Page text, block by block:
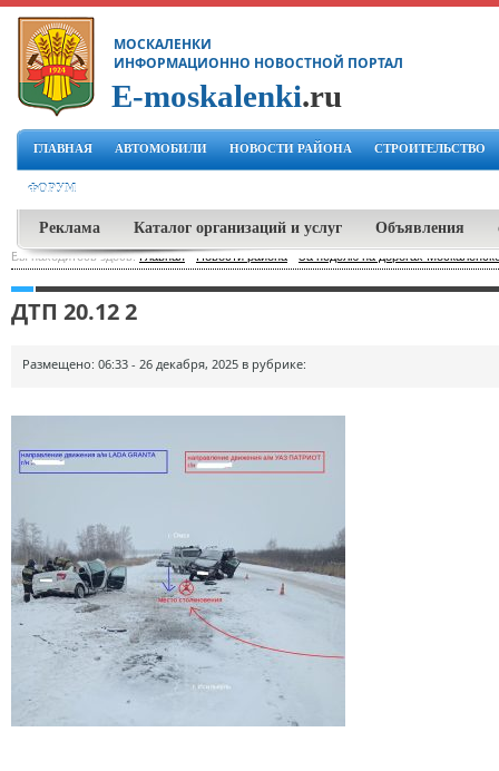
МОСКАЛЕНКИ
ИНФОРМАЦИОННО НОВОСТНОЙ ПОРТАЛ
E-moskalenki.ru
ГЛАВНАЯ АВТОМОБИЛИ НОВОСТИ РАЙОНА СТРОИТЕЛЬСТВО
ФОРУМ
Реклама Каталог организаций и услуг Объявления
Вы находитесь здесь:Главная-Новости района За неделю на дорогах
ДТП 20.12 2
Размещено: 06:33 - 26 декабря, 2025 в рубрике: